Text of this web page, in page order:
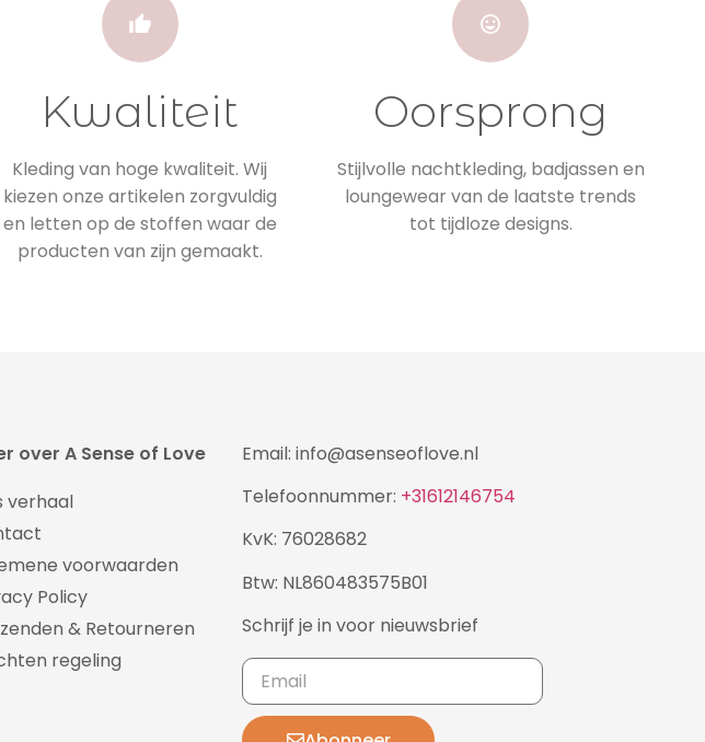
Kwaliteit
Kleding van hoge kwaliteit. Wij
kiezen onze artikelen zorgvuldig
en letten op de stoffen waar de
producten van zijn gemaakt.
Oorsprong
Stijlvolle nachtkleding, badjassen en
loungewear van de laatste trends
tot tijdloze designs.
over A Sense of Love
verhaal
voorwaarden
Policy
& Retourneren
regeling
Email: info@asenseoflove.nl
Telefoonnummer: +31612146754
KvK: 76028682
Btw: NL860483575B01
Schrijf je in voor nieuwsbrief